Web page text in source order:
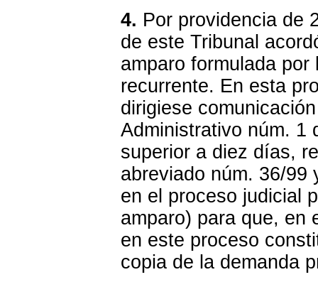
4. Por providencia de
de este Tribunal
amparo formulada
recurrente. En esta
dirigiese
Administrativo núm. 1
superior a diez días,
abreviado núm. 36/99
en el proceso judicial
amparo) para que, en
en este proceso
copia de la demanda